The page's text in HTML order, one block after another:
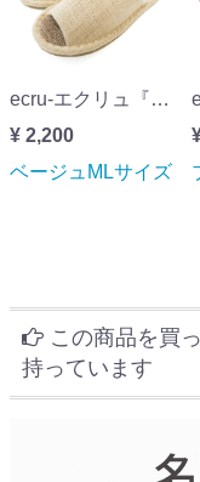
ecru-エクリュ『絨毯パイル』ベージュMLサイズ
¥ 2,200
ベージュMLサイズ
この商品を買
持っています